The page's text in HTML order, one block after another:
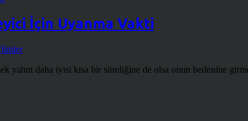
İçin Uyanma Vakti
yahut daha iyisi kısa bir süreliğine de olsa onun bedenine